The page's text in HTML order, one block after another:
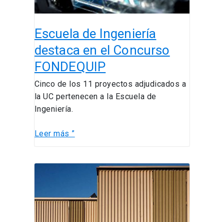
Escuela de Ingeniería
destaca en el Concurso
FONDEQUIP
Cinco de los 11 proyectos adjudicados a
la UC pertenecen a la Escuela de
Ingeniería.
Leer más ”
Ingeniería
UC